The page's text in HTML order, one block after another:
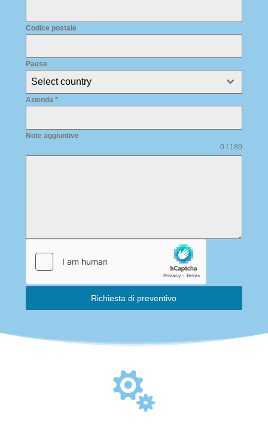
Codice postale
Paese
Select country
Azienda *
Note aggiuntive
0 / 180
Richiesta di preventivo
